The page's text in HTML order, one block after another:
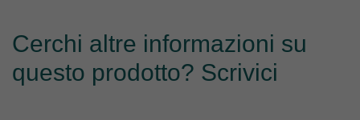
Cerchi altre informazioni su
questo prodotto? Scrivici